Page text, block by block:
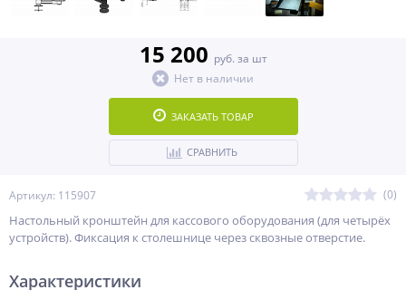
Артикул: 115907 (0)
Настольный кронштейн для кассового оборудования (для четырёх
устройств). Фиксация к столешнице через сквозные отверстие.
15 200 руб. за шт
Нет в наличии
ЗАКАЗАТЬ ТОВАР
СРАВНИТЬ
Характеристики